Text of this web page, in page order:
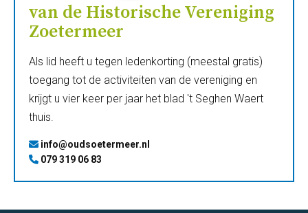
van de Historische Vereniging
Zoetermeer
Als lid heeft u tegen ledenkorting (meestal gratis)
toegang tot de activiteiten van de vereniging en
krijgt u vier keer per jaar het blad 't Seghen Waert
thuis.
info@oudsoetermeer.nl
079 319 06 83